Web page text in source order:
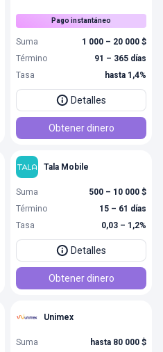
Pago instantáneo
Suma
1 000 – 20 000 $
Término
91 – 365 días
Tasa
hasta 1,4%
Detalles
Obtener dinero
Tala Mobile
Suma
500 – 10 000 $
Término
15 – 61 días
Tasa
0,03 – 1,2%
Detalles
Obtener dinero
Unimex
Suma
hasta 80 000 $